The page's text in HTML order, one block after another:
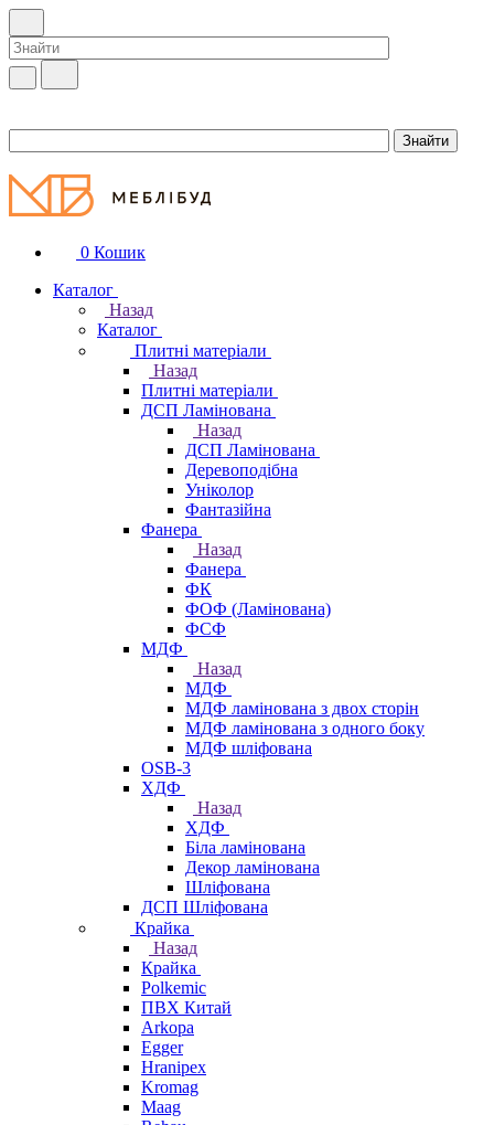
0 Кошик
Каталог
Назад
Каталог
Плитні матеріали
Назад
Плитні матеріали
ДСП Ламінована
Назад
ДСП Ламінована
Деревоподібна
Уніколор
Фантазійна
Фанера
Назад
Фанера
ФК
ФОФ (Ламінована)
ФСФ
МДФ
Назад
МДФ
МДФ ламінована з двох сторін
МДФ ламінована з одного боку
МДФ шліфована
OSB-3
ХДФ
Назад
ХДФ
Біла ламінована
Декор ламінована
Шліфована
ДСП Шліфована
Крайка
Назад
Крайка
Polkemic
ПВХ Китай
Arkopa
Egger
Hranipex
Kromag
Maag